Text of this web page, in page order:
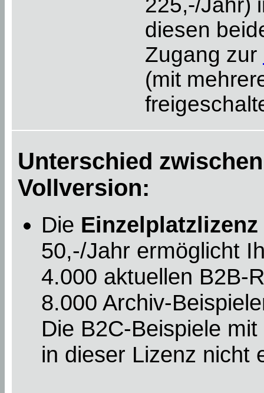
225,-/Jahr)
diesen
Zugang zur
(mit
Unterschied
Vollversion:
Die Einzelplatzlizenz
50,-/Jahr ermöglicht
4.000 aktuellen B2B-
8.000 Archiv-
Die B2C-Beispiele
in dieser Lizenz nicht